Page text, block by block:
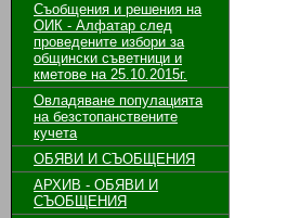
Съобщения и решения на
ОИК - Алфатар след
проведените избори за
общински съветници и
кметове на 25.10.2015г.
Овладяване популацията
на безстопанствените
кучета
ОБЯВИ И СЪОБЩЕНИЯ
АРХИВ - ОБЯВИ И
СЪОБЩЕНИЯ